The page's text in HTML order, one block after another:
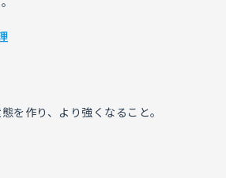
を作り、より強くなること。